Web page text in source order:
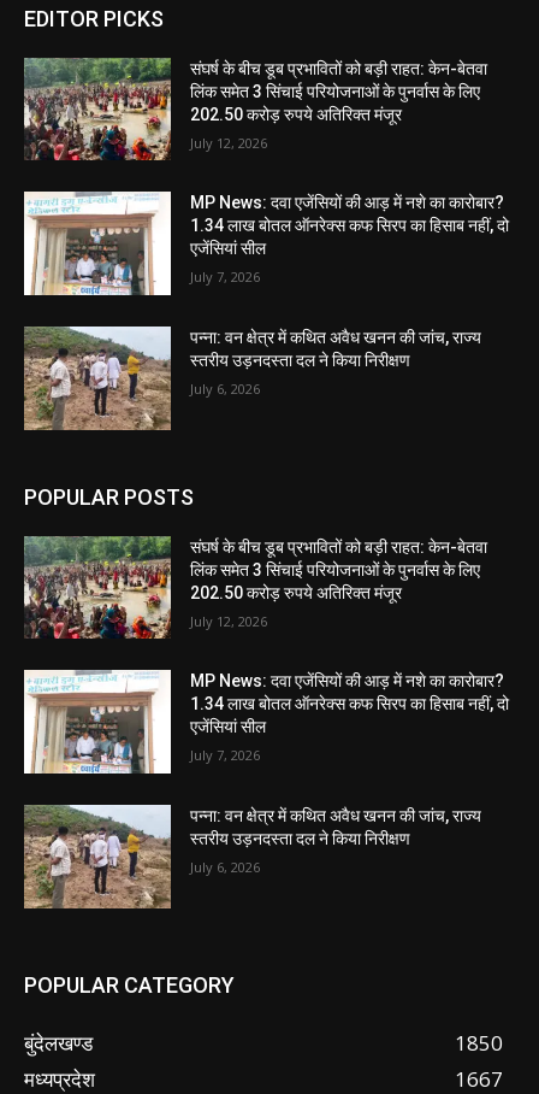
EDITOR PICKS
संघर्ष के बीच डूब प्रभावितों को बड़ी राहत: केन-बेतवा
लिंक समेत 3 सिंचाई परियोजनाओं के पुनर्वास के लिए
202.50 करोड़ रुपये अतिरिक्त मंजूर
July 12, 2026
MP News: दवा एजेंसियों की आड़ में नशे का कारोबार?
1.34 लाख बोतल ऑनरेक्स कफ सिरप का हिसाब नहीं, दो
एजेंसियां सील
July 7, 2026
पन्ना: वन क्षेत्र में कथित अवैध खनन की जांच, राज्य
स्तरीय उड़नदस्ता दल ने किया निरीक्षण
July 6, 2026
POPULAR POSTS
संघर्ष के बीच डूब प्रभावितों को बड़ी राहत: केन-बेतवा
लिंक समेत 3 सिंचाई परियोजनाओं के पुनर्वास के लिए
202.50 करोड़ रुपये अतिरिक्त मंजूर
July 12, 2026
MP News: दवा एजेंसियों की आड़ में नशे का कारोबार?
1.34 लाख बोतल ऑनरेक्स कफ सिरप का हिसाब नहीं, दो
एजेंसियां सील
July 7, 2026
पन्ना: वन क्षेत्र में कथित अवैध खनन की जांच, राज्य
स्तरीय उड़नदस्ता दल ने किया निरीक्षण
July 6, 2026
POPULAR CATEGORY
बुंदेलखण्ड
1850
मध्यप्रदेश
1667